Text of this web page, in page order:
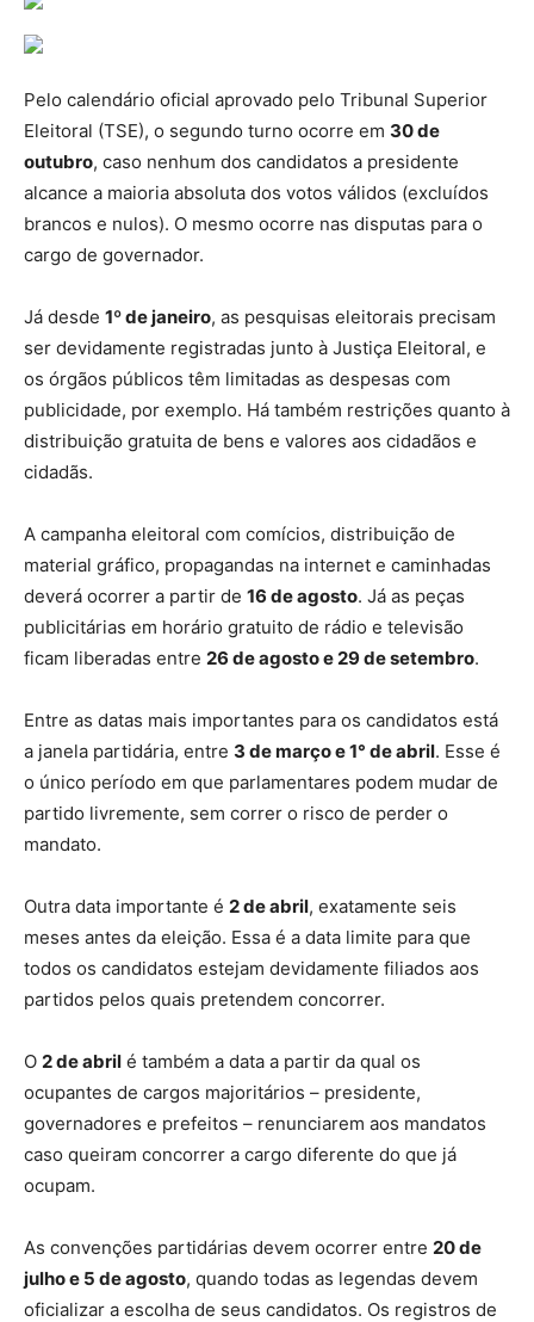
Pelo calendário oficial aprovado pelo Tribunal Superior
Eleitoral (TSE), o segundo turno ocorre em 30 de
outubro, caso nenhum dos candidatos a presidente
alcance a maioria absoluta dos votos válidos (excluídos
brancos e nulos). O mesmo ocorre nas disputas para o
cargo de governador.
Já desde 1º de janeiro, as pesquisas eleitorais precisam
ser devidamente registradas junto à Justiça Eleitoral, e
os órgãos públicos têm limitadas as despesas com
publicidade, por exemplo. Há também restrições quanto à
distribuição gratuita de bens e valores aos cidadãos e
cidadãs.
A campanha eleitoral com comícios, distribuição de
material gráfico, propagandas na internet e caminhadas
deverá ocorrer a partir de 16 de agosto. Já as peças
publicitárias em horário gratuito de rádio e televisão
ficam liberadas entre 26 de agosto e 29 de setembro.
Entre as datas mais importantes para os candidatos está
a janela partidária, entre 3 de março e 1° de abril. Esse é
o único período em que parlamentares podem mudar de
partido livremente, sem correr o risco de perder o
mandato.
Outra data importante é 2 de abril, exatamente seis
meses antes da eleição. Essa é a data limite para que
todos os candidatos estejam devidamente filiados aos
partidos pelos quais pretendem concorrer.
O 2 de abril é também a data a partir da qual os
ocupantes de cargos majoritários – presidente,
governadores e prefeitos – renunciarem aos mandatos
caso queiram concorrer a cargo diferente do que já
ocupam.
As convenções partidárias devem ocorrer entre 20 de
julho e 5 de agosto, quando todas as legendas devem
oficializar a escolha de seus candidatos. Os registros de